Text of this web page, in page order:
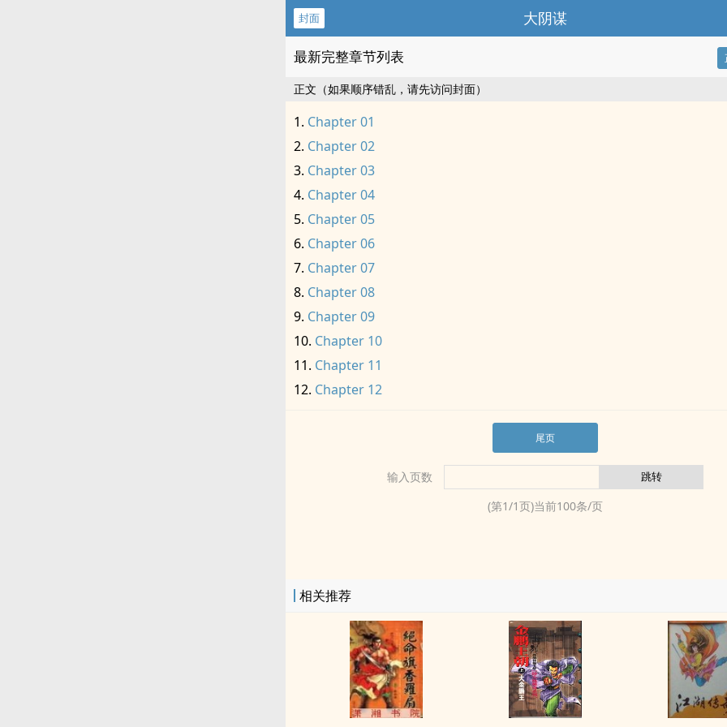
封面 大阴谋
最新完整章节列表
正文（如果顺序错乱，请先访问封面）
Chapter 01
Chapter 02
Chapter 03
Chapter 04
Chapter 05
Chapter 06
Chapter 07
Chapter 08
Chapter 09
Chapter 10
Chapter 11
Chapter 12
尾页
输入页数
(第1/1页)当前100条/页
相关推荐